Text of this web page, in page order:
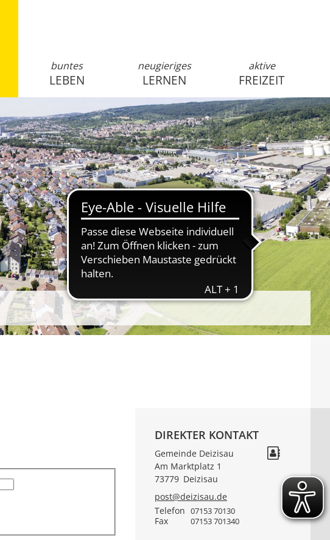
anmelden
buntes
LEBEN
neugieriges
LERNEN
aktive
FREIZEIT
DIREKTER KONTAKT
Gemeinde Deizisau
Am Marktplatz 1
73779 Deizisau
post@deizisau.de
Telefon 07153 70130
Fax 07153 701340